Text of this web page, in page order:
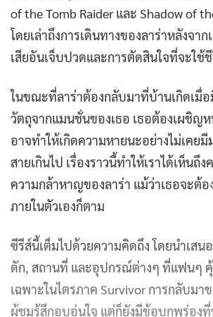
of the Tomb Raider และ Shadow of
โดยเล่าถึงการเดินทางของลาร่าหลังจ
เสียอันเจ็บปวดและการตัดสินใจที่จะใช้
ในขณะที่ลาร่าต้องกลับมาที่บ้านเกิดเมื่
วัตถุจากแมนชั่นของเธอ เธอต้องเผชิญ
อาจทำให้เกิดความหายนะอย่างไม่เคย
สายเกินไป เรื่องราวนี้ทำให้เราได้เห็นถึ
ความกล้าหาญของลาร่า แม้ว่าเธอจะต้
ภายในตัวเองก็ตาม
ซีรีส์นี้เต็มไปด้วยความคิดถึง โดยนำเสน
ดัก, สถานที่ และอุปกรณ์ต่างๆ ที่แฟนๆ คุ้
เฉพาะในไตรภาค Survivor การกลับมา
ผู้ชมรู้สึกอบอุ่นใจ แต่ก็ยังมีข้อบกพร่องที่